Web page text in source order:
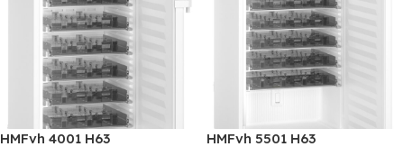
HMFvh 4001 H63 HMFvh 5501 H63